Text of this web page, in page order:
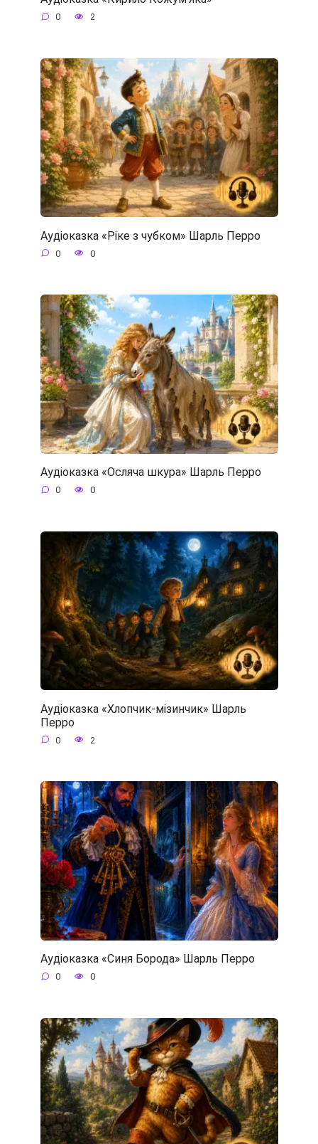
0 2
Аудіоказка «Ріке з чубком» Шарль Перро
0 0
Аудіоказка «Осляча шкура» Шарль Перро
0 0
Аудіоказка «Хлопчик-мізинчик» Шарль
Перро
0 2
Аудіоказка «Синя Борода» Шарль Перро
0 0